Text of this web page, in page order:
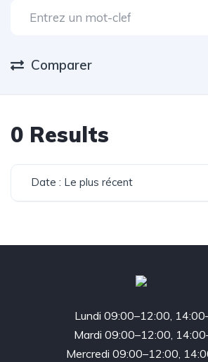
Comparer
0 Results
Date : Le plus récent
Lundi 09:00–12:00,
Mardi 09:00–12:00,
Mercredi 09:00–12:00,